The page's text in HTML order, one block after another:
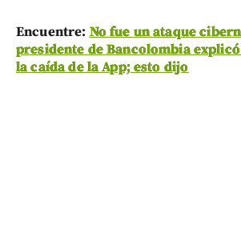
Encuentre: No fue un ataque
presidente de Bancolombia
la caída de la App; esto dijo